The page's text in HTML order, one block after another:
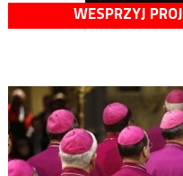
WESPRZYJ